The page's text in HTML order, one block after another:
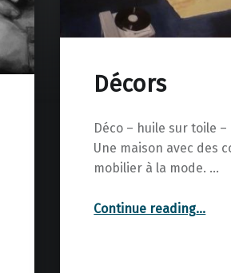
Décors
Déco – huile sur toile –
Une maison avec des
mobilier à la mode. …
Continue reading…